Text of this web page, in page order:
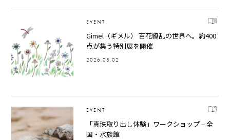
EVENT
Gimel（ギメル） 百花繚乱の世界へ。約400
点が集う特別展を開催
2026.08.02
EVENT
「真珠取り出し体験」ワークショップ – 全
国・水族館